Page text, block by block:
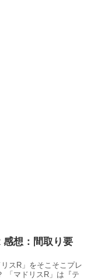
感想：間取り要
スR」をそこそこプレ
「マドリスR」は『テ